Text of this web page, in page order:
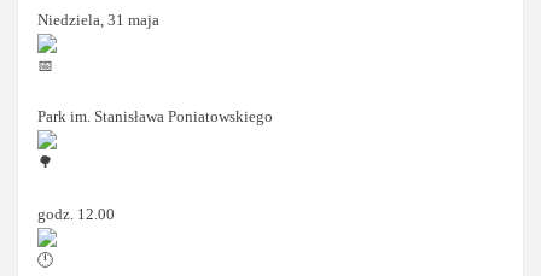
Niedziela, 31 maja
Park im. Stanisława Poniatowskiego
godz. 12.00